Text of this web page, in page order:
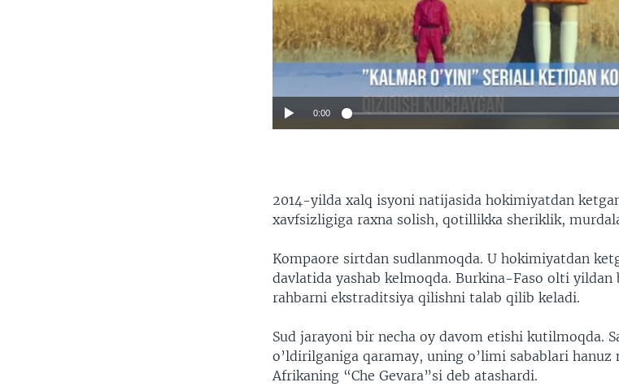
0:00
2014-yilda xalq isyoni natijasida hokimiyatdan
xavfsizligiga raxna solish, qotillikka sheriklik,
Kompaore sirtdan sudlanmoqda. U hokimiyatdan
davlatida yashab kelmoqda. Burkina-Faso olti yildan
rahbarni ekstraditsiya qilishni talab qilib keladi.
Sud jarayoni bir necha oy davom etishi kutilmoqda.
o’ldirilganiga qaramay, uning o’limi sabablari hanuz
Afrikaning “Che Gevara”si deb atashardi.